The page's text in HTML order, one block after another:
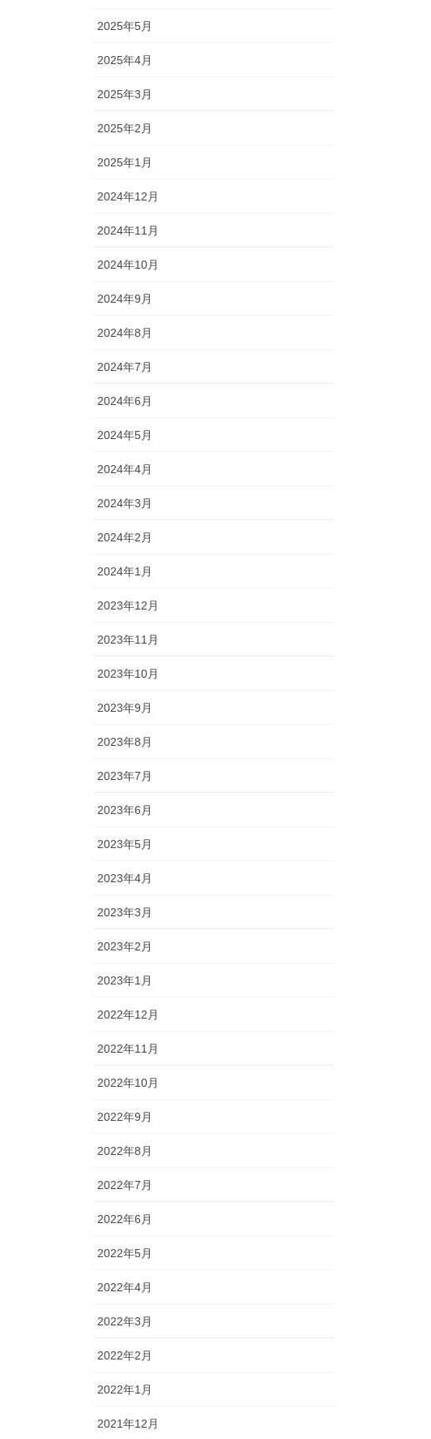
2025年5月
2025年4月
2025年3月
2025年2月
2025年1月
2024年12月
2024年11月
2024年10月
2024年9月
2024年8月
2024年7月
2024年6月
2024年5月
2024年4月
2024年3月
2024年2月
2024年1月
2023年12月
2023年11月
2023年10月
2023年9月
2023年8月
2023年7月
2023年6月
2023年5月
2023年4月
2023年3月
2023年2月
2023年1月
2022年12月
2022年11月
2022年10月
2022年9月
2022年8月
2022年7月
2022年6月
2022年5月
2022年4月
2022年3月
2022年2月
2022年1月
2021年12月